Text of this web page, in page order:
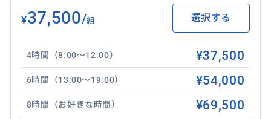
超定番のハワイスポットを押さえたい方におすすめ！
ポット▼
https://travel.buyma.com/service/a020101/ic010101
190726000355/
普通のハワイとは違う場所に行きたい方におすすめ！
¥37,500/組 選択する
4時間（8:00〜12:00） ¥37,500
6時間（13:00〜19:00） ¥54,000
8時間（お好きな時間） ¥69,500